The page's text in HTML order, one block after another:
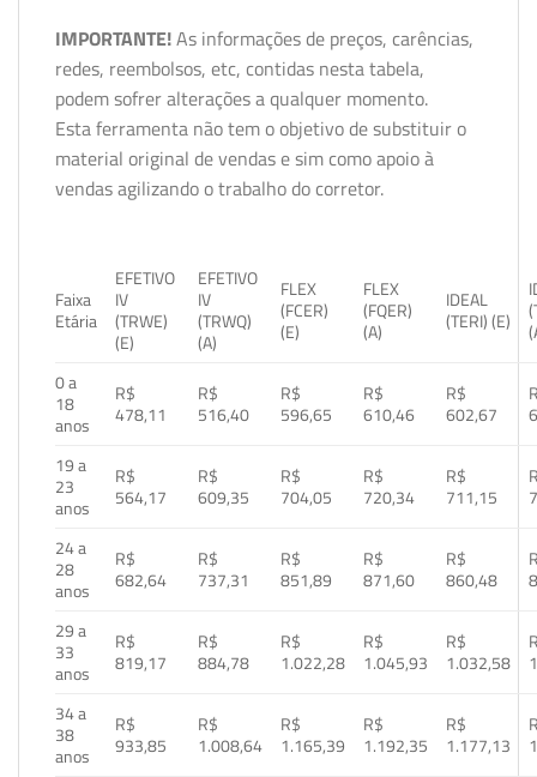
IMPORTANTE!As informações de preços, carências,
redes, reembolsos, etc, contidas nesta tabela,
podem sofrer alterações a qualquer momento.
Esta ferramenta não tem o objetivo de substituir o
material original de vendas e sim como apoio à
vendas agilizando o trabalho do corretor.
Faixa
Etária
EFETIVO
IV
(TRWE)
(E)
EFETIVO
IV
(TRWQ)
(A)
FLEX
(FCER)
(E)
FLEX
(FQER)
(A)
IDEAL
(TERI) (E)
0 a
18
anos
R$
478,11
R$
516,40
R$
596,65
R$
610,46
R$
602,67
19 a
23
anos
R$
564,17
R$
609,35
R$
704,05
R$
720,34
R$
711,15
24 a
28
anos
R$
682,64
R$
737,31
R$
851,89
R$
871,60
R$
860,48
29 a
33
anos
R$
819,17
R$
884,78
R$
1.022,28
R$
1.045,93
R$
1.032,58
34 a
38
anos
R$
933,85
R$
1.008,64
R$
1.165,39
R$
1.192,35
R$
1.177,13